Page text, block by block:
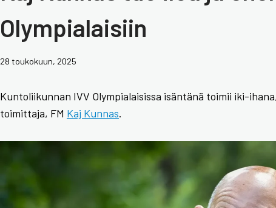
Olympialaisiin
28 toukokuun, 2025
Kuntoliikunnan IVV Olympialaisissa isäntänä toimii iki-
toimittaja, FM Kaj Kunnas.